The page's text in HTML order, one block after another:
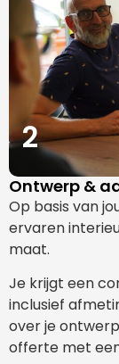
2
Ontwerp &
Op basis van
ervaren
maat.
Je krijgt een
inclusief
over je
offerte met